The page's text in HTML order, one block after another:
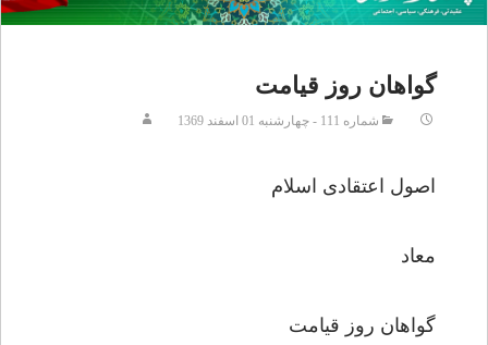
گواهان روز قیامت
شماره 111 - چهارشنبه 01 اسفند 1369
اصول اعتقادی اسلام
معاد
گواهان روز قیامت